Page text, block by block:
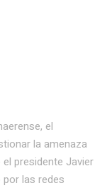
el
la amenaza
presidente Javier
por las redes